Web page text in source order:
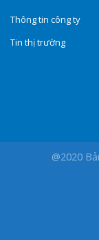
Thông tin công ty
Tin thị trường
@2020